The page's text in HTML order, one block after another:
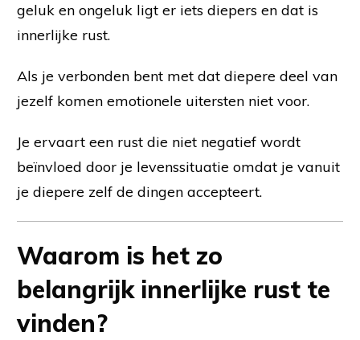
geluk en ongeluk ligt er iets diepers en dat is
innerlijke rust.
Als je verbonden bent met dat diepere deel van
jezelf komen emotionele uitersten niet voor.
Je ervaart een rust die niet negatief wordt
beïnvloed door je levenssituatie omdat je vanuit
je diepere zelf de dingen accepteert.
Waarom is het zo
belangrijk innerlijke rust te
vinden?